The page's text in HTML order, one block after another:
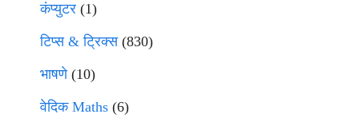
कंप्युटर (1)
टिप्स & ट्रिक्स(830)
भाषणे(10)
वेदिक Maths (6)